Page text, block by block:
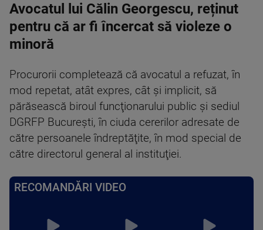
Avocatul lui Călin Georgescu, reținut
pentru că ar fi încercat să violeze o
minoră
Procurorii completează că avocatul a refuzat, în
mod repetat, atât expres, cât şi implicit, să
părăsească biroul funcţionarului public şi sediul
DGRFP Bucureşti, în ciuda cererilor adresate de
către persoanele îndreptăţite, în mod special de
către directorul general al instituţiei.
RECOMANDĂRI VIDEO